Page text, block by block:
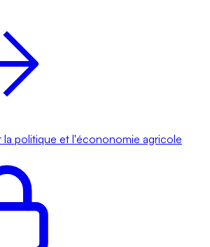
la politique et l'écononomie agricole